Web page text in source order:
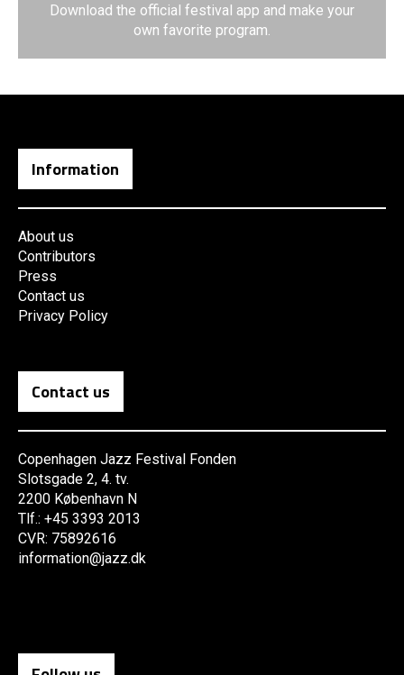
Download the official festival app and make your
own favorite program.
Information
About us
Contributors
Press
Contact us
Privacy Policy
Contact us
Copenhagen Jazz Festival Fonden
Slotsgade 2, 4. tv.
2200 København N
Tlf.: +45 3393 2013
CVR: 75892616
information@jazz.dk